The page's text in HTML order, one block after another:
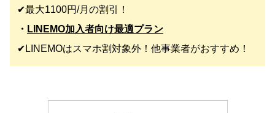
✔︎最大1100円/月の割引！
・ LINEMO加入者向け最適プラン
✔︎LINEMOはスマホ割対象外！他事業者がおすすめ！